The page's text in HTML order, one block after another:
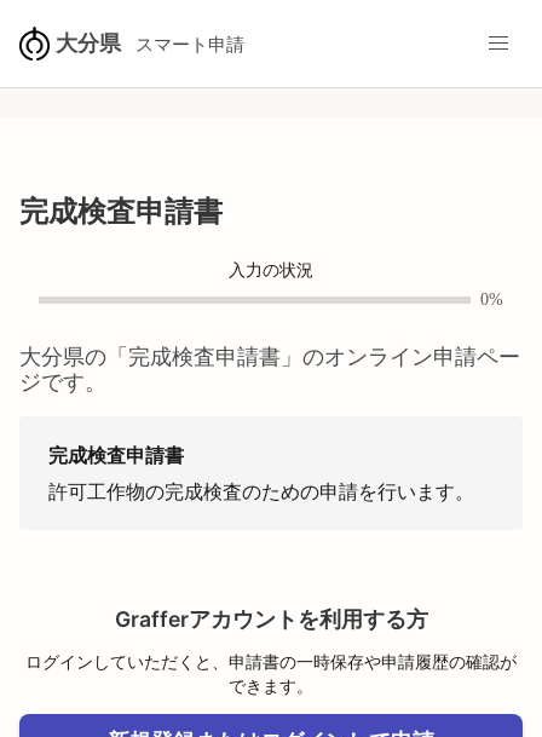
大分県 スマート申請
完成検査申請書
入力の状況
0%
大分県の「 完成検査申請書 」のオンライン申請ペー
ジです。
完成検査申請書
許可工作物の完成検査のための申請を行います。
Grafferアカウントを利用する方
ログインしていただくと、申請書の一時保存や申請履歴の確認が
できます。